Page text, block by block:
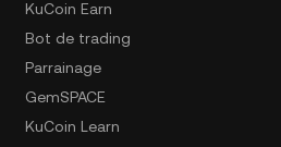
KuCoin Earn
Bot de trading
Parrainage
GemSPACE
KuCoin Learn